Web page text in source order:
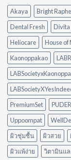
คราบ
น้ำมัน
ไม่
ต้อง
ออกแรง
ขัด
Diffuser
ต่าง
กัน
อย่างไร?
ใช้
อะไร
ดี
ให้
เหมาะ
กับ
บ้าน
ของ
คุณ
Akaya Bright
Dental Fresh
Divita
Heliocare
House of
Kaonoppakao
PremiumSet
Uppoompat
ผิวชุ่มชื้น
ผิวสวย
ผิวแพ้ง่าย
วิตามินแล